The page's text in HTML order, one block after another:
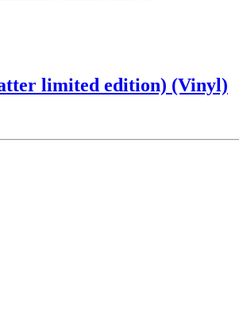
limited edition) (Vinyl)